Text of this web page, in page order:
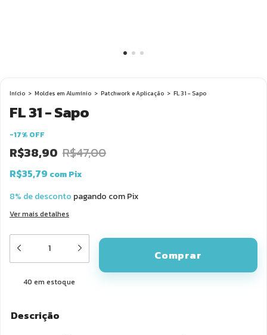
Início > Moldes em Alumínio > Patchwork e Aplicação > FL 31 - Sapo
FL 31 - Sapo
-17% OFF
R$38,90 R$47,00
R$35,79 comPix
8% de desconto pagando com Pix
Ver mais detalhes
40 em estoque
Descrição